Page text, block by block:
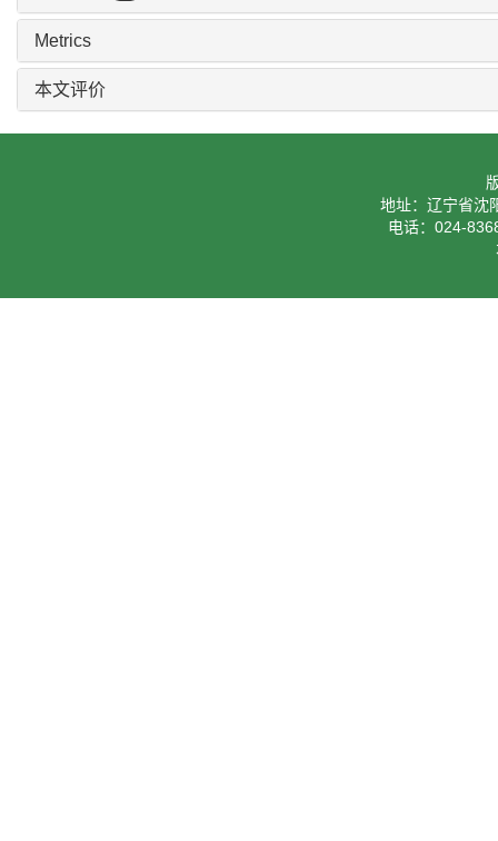
Metrics
本文评价
地址：辽宁省沈
电话：024-